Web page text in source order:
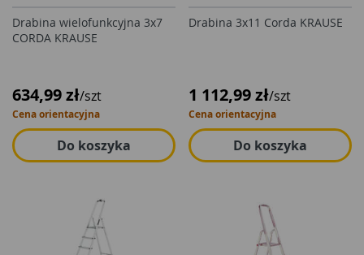
Drabina wielofunkcyjna 3x7
CORDA KRAUSE
634,99 zł/szt
Cena orientacyjna
Do koszyka
Drabina 3x11 Corda KRAUSE
1 112,99 zł/szt
Cena orientacyjna
Do koszyka